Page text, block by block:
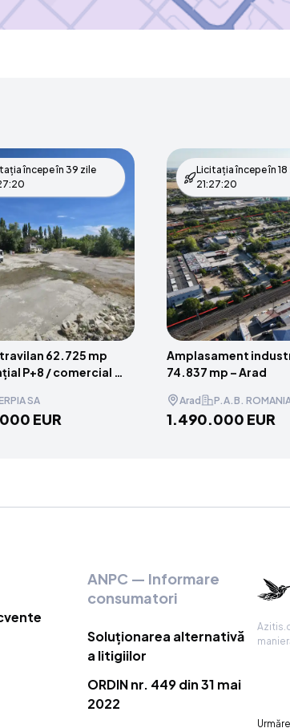
începe în 39 zile
62.725 mp
P+8 / comercial /
SA
EUR
Licitația începe în
21:27:19
Amplasament
74.837 mp – Arad
Arad P.A.B.
1.490.000 EUR
ANPC — Informare
consumatori
Soluționarea alternativă
a litigiilor
ORDIN nr. 449 din 31 mai
2022